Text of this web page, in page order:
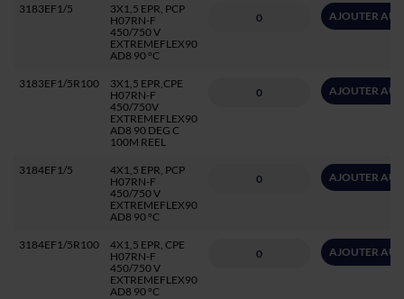
3183EF1/5
3X1,5 EPR, PCP
H07RN-F
450/750 V
EXTREMEFLEX90
AD8 90 °C
AJOUTER AU
3183EF1/5R100
3X1,5 EPR,CPE
H07RN-F
450/750V
EXTREMEFLEX90
AD8 90 DEG C
100M REEL
AJOUTER AU
3184EF1/5
4X1,5 EPR, PCP
H07RN-F
450/750 V
EXTREMEFLEX90
AD8 90 °C
AJOUTER AU
3184EF1/5R100
4X1,5 EPR, CPE
H07RN-F
450/750 V
EXTREMEFLEX90
AD8 90 °C
AJOUTER AU